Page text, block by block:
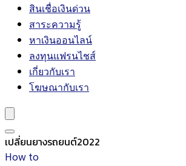
สินเชื่อเงินด่วน
สาระความรู้
หาเงินออนไลน์
ลงทุนแฟรนไชส์
เกี่ยวกับเรา
โฆษณากับเรา
เปลี่ยนยางรถยนต์2022
How to